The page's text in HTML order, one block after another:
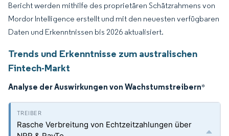
Bericht werden mithilfe des proprietären Schätzrahmens von
Mordor Intelligence erstellt und mit den neuesten verfügbaren
Daten und Erkenntnissen bis 2026 aktualisiert.
Trends und Erkenntnisse zum australischen
Fintech-Markt
Analyse der Auswirkungen von Wachstumstreibern*
Rasche Verbreitung von Echtzeitzahlungen über